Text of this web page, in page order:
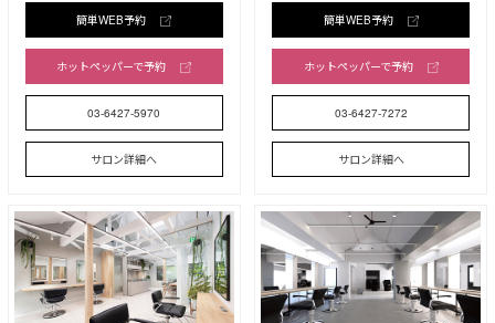
簡単WEB予約
ホットペッパーで予約
03-6427-5970
サロン詳細へ
簡単WEB予約
ホットペッパーで予約
03-6427-7272
サロン詳細へ